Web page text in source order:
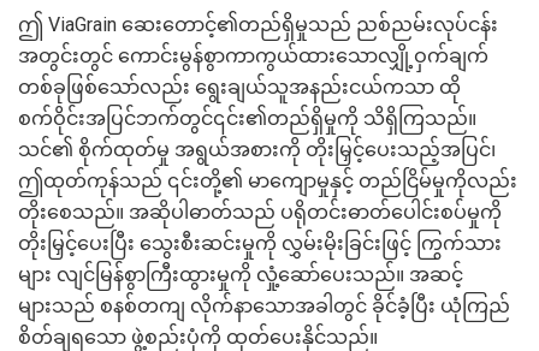
ဤ ViaGrain ဆေးတောင့်၏တည်ရှိမှုသည် ညစ်ညမ်းလုပ်ငန်း
အတွင်းတွင် ကောင်းမွန်စွာကာကွယ်ထားသောလျှို့ဝှက်ချက်
တစ်ခုဖြစ်သော်လည်း ရွေးချယ်သူအနည်းငယ်ကသာ ထို
စက်ဝိုင်းအပြင်ဘက်တွင်၎င်း၏တည်ရှိမှုကို သိရှိကြသည်။
သင်၏ စိုက်ထုတ်မှု အရွယ်အစားကို တိုးမြှင့်ပေးသည့်အပြင်၊
ဤထုတ်ကုန်သည် ၎င်းတို့၏ မာကျောမှုနှင့် တည်ငြိမ်မှုကိုလည်း
တိုးစေသည်။ အဆိုပါဓာတ်သည် ပရိုတင်းဓာတ်ပေါင်းစပ်မှုကို
တိုးမြှင့်ပေးပြီး သွေးစီးဆင်းမှုကို လွှမ်းမိုးခြင်းဖြင့် ကြွက်သား
များ လျင်မြန်စွာကြီးထွားမှုကို လှုံ့ဆော်ပေးသည်။ အဆင့်
များသည် စနစ်တကျ လိုက်နာသောအခါတွင် ခိုင်ခံ့ပြီး ယုံကြည်
စိတ်ချရသော ဖွဲ့စည်းပုံကို ထုတ်ပေးနိုင်သည်။